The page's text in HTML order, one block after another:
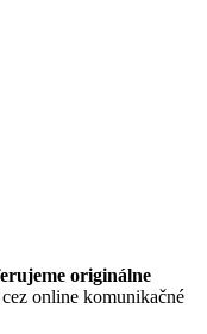
originálne
online komunikačné